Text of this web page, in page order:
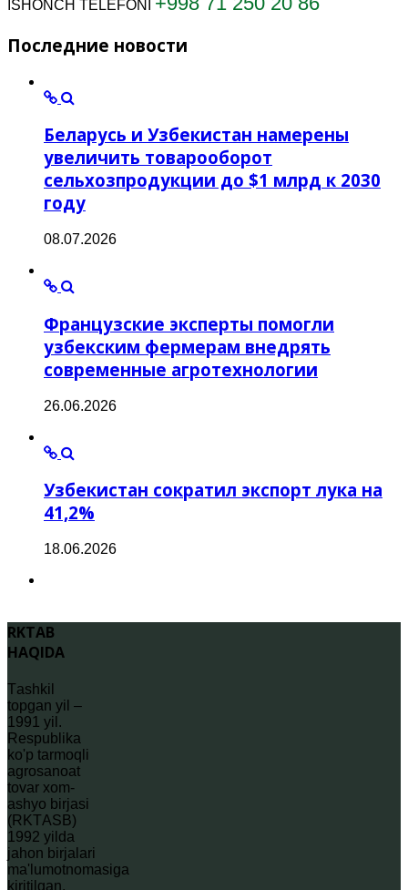
ISHONCH TELEFONI
Последние новости
Беларусь и Узбекистан намерены
увеличить товарооборот
сельхозпродукции до $1 млрд к 2030
году
08.07.2026
Французские эксперты помогли
узбекским фермерам внедрять
современные агротехнологии
26.06.2026
Узбекистан сократил экспорт лука на
41,2%
18.06.2026
RKTAB
HAQIDA
Tаshkil
topgаn yil –
1991 yil.
Rеspublikа
ko'p tarmoqli
agrosаnoаt
tovar xom-
ashyo birjаsi
(RKTАSB)
1992 yildа
jаhon birjаlаri
mа'lumotnomаsigа
kiritilgаn,